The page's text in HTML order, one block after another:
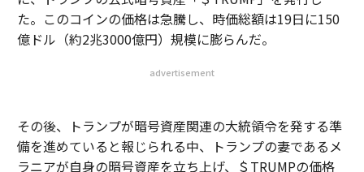
た。このコインの価格は急騰し、時価総額は19日に150
億ドル（約2兆3000億円）規模に膨らんだ。
advertisement
その後、トランプが暗号資産関連の大統領令を発する準
備を進めていると報じられる中、トランプの妻であるメ
ラニアが自身の暗号資産を立ち上げ、＄TRUMPの価格